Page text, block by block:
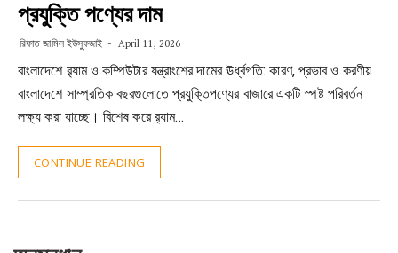
প্রযুক্তি পণ্যের দাম
রিফাত জামিল ইউসুফজাই April 11, 2026
বাংলাদেশে র‍্যাম ও কম্পিউটার যন্ত্রাংশের দামের ঊর্ধ্বগতি: কারণ, প্রভাব ও করণীয়
বাংলাদেশে সাম্প্রতিক বছরগুলোতে প্রযুক্তিপণ্যের বাজারে একটি স্পষ্ট পরিবর্তন
লক্ষ্য করা যাচ্ছে। বিশেষ করে র‍্যাম…
CONTINUE READING